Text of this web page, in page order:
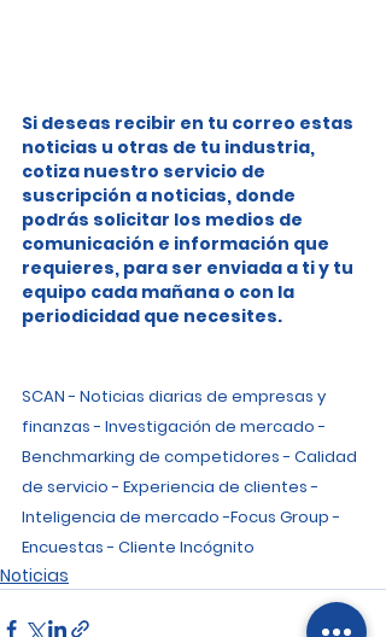
Si deseas recibir en tu correo estas
noticias u otras de tu industria,
cotiza nuestro servicio de
suscripción a noticias, donde
podrás solicitar los medios de
comunicación e información que
requieres, para ser enviada a ti y tu
equipo cada mañana o con la
periodicidad que necesites.
SCAN - Noticias diarias de empresas y
finanzas - Investigación de mercado -
Benchmarking de competidores - Calidad
de servicio - Experiencia de clientes -
Inteligencia de mercado -Focus Group -
Encuestas - Cliente Incógnito
Noticias